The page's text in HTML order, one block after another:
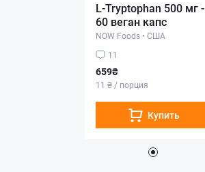
L-Tryptophan 500 мг -
60 веган капс
NOW Foods • США
11
659₴
11 ₴ / порция
Купить